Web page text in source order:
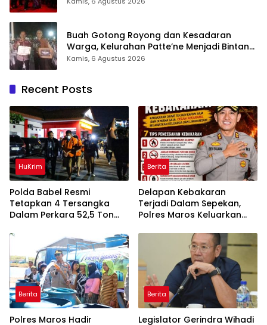
Buah Gotong Royong dan Kesadaran
Warga, Kelurahan Patte’ne Menjadi Bintang
Takalar Award 2026
Kamis, 6 Agustus 2026
Recent Posts
HuKrim
Polda Babel Resmi
Tetapkan 4 Tersangka
Dalam Perkara 52,5 Ton
Belitung
Berita
Delapan Kebakaran
Terjadi Dalam Sepekan,
Polres Maros Keluarkan
Masyarakat
Berita
Polres Maros Hadir
Berita
Legislator Gerindra Wihadi